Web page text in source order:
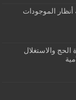
أنظار الموجودات
والاستغلال